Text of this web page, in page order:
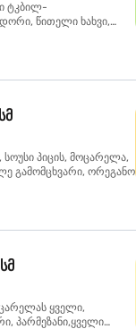
ტკბილ-
წითელი ხახვი,
ქინძი, ორეგანო
სოუსი პიცის, მოცარელა,
გამომცხვარი, ორეგანო
ყველი,
პარმეზანი,ყველი